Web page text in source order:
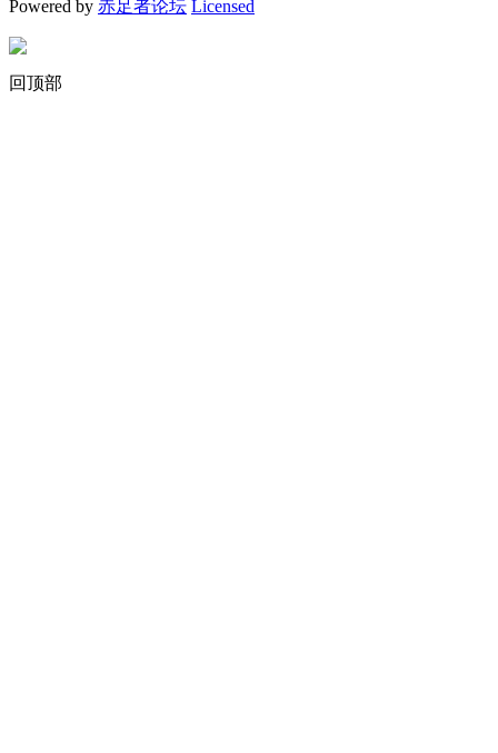
Powered by 赤足者论坛 Licensed
回顶部